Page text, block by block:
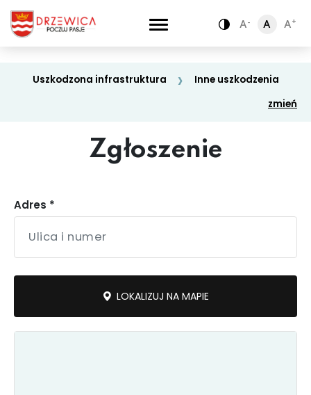
Zamiana
A - A A +
Zamiana
A - A A +
Uszkodzona infrastruktura
Inne uszkodzenia
zmień
Oświata Drogi i chodniki
Zgłoszenie
Adres *
LOKALIZUJ NA MAPIE